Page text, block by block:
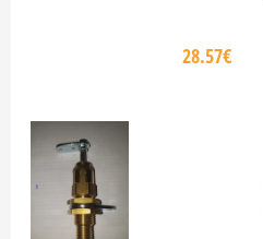
28.57€